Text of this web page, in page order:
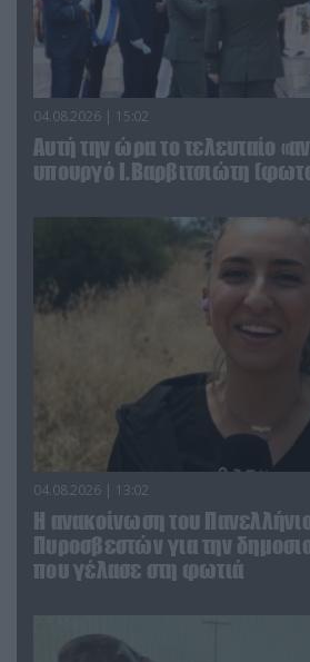
04.08.2026 | 15:02
Αυτή την ώρα το τελευταίο
υπουργό Ι.Βαρβιτσιώτη
04.08.2026 | 13:02
Η ανακοίνωση του
Πυροσβεστών για την
που γέλασε στη φωτιά